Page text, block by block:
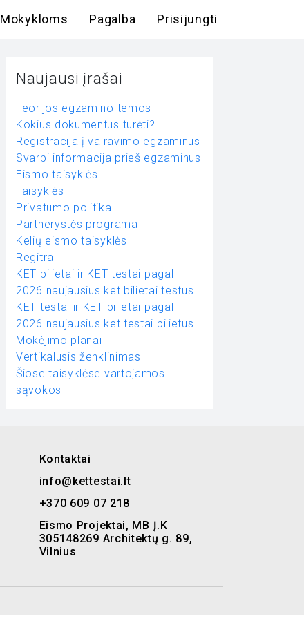
Mokykloms Pagalba Prisijungti
Naujausi įrašai
Teorijos egzamino temos
Kokius dokumentus turėti?
Registracija į vairavimo egzaminus
Svarbi informacija prieš egzaminus
Eismo taisyklės
Taisyklės
Privatumo politika
Partnerystės programa
Kelių eismo taisyklės
Regitra
KET bilietai ir KET testai pagal
2026 naujausius ket bilietai testus
KET testai ir KET bilietai pagal
2026 naujausius ket testai bilietus
Mokėjimo planai
Vertikalusis ženklinimas
Šiose taisyklėse vartojamos
sąvokos
Kontaktai
info@kettestai.lt
+370 609 07 218
Eismo Projektai, MB Į.K
305148269 Architektų g. 89,
Vilnius